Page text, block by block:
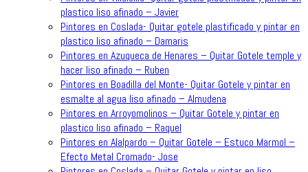
plastico liso afinado – Javier
Pintores en Coslada- Quitar gotele plastificado y pintar en
plastico liso afinado – Damaris
Pintores en Azuqueca de Henares – Quitar Gotele temple y
hacer liso afinado – Ruben
Pintores en Boadilla del Monte- Quitar Gotele y pintar en
esmalte al agua liso afinado – Almudena
Pintores en Arroyomolinos – Quitar Gotele y pintar en
plastico liso afinado – Raquel
Pintores en Alalpardo – Quitar Gotele – Estuco Marmol –
Efecto Metal Cromado- Jose